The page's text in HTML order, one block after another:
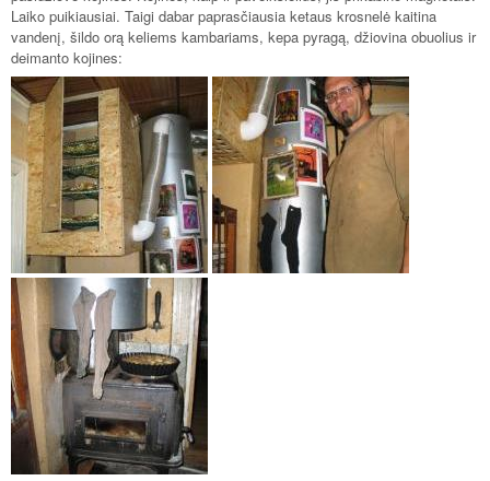
Laiko puikiausiai. Taigi dabar paprasčiausia ketaus krosnelė kaitina
vandenį, šildo orą keliems kambariams, kepa pyragą, džiovina obuolius ir
deimanto kojines: